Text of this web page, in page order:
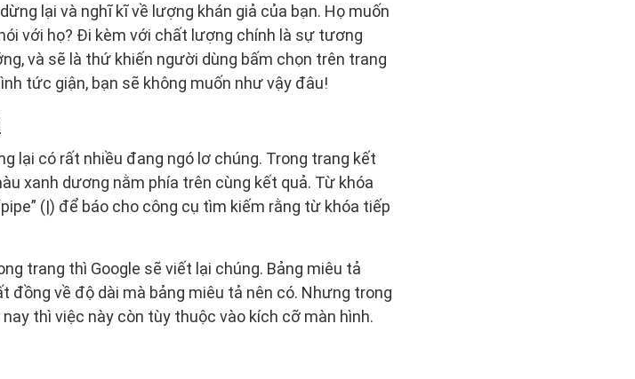
lại và nghĩ kĩ về lượng khán giả của bạn. Họ muốn
với họ? Đi kèm với chất lượng chính là sự tương
và sẽ là thứ khiến người dùng bấm chọn trên trang
tức giận, bạn sẽ không muốn như vậy đâu!
lại có rất nhiều đang ngó lơ chúng. Trong trang kết
xanh dương nằm phía trên cùng kết quả. Từ khóa
(|) để báo cho công cụ tìm kiếm rằng từ khóa tiếp
trang thì Google sẽ viết lại chúng. Bảng miêu tả
đồng về độ dài mà bảng miêu tả nên có. Nhưng trong
thì việc này còn tùy thuộc vào kích cỡ màn hình.